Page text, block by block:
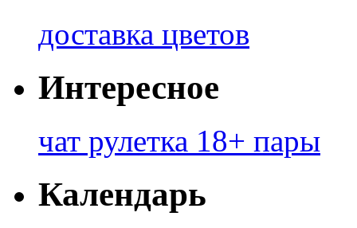
доставка цветов
Интересное
чат рулетка 18+ пары
Календарь